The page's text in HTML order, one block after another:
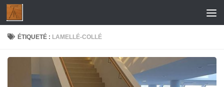
Skip to content
ÉTIQUETÉ : LAMELLÉ-COLLÉ